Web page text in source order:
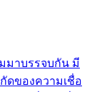
มาบรรจบกัน มี
ดของความเชื่อ